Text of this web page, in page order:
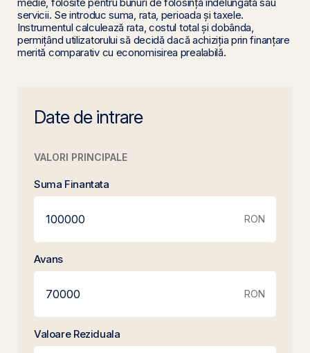
servicii. Se introduc suma, rata, perioada și taxele.
Instrumentul calculează rata, costul total și dobânda,
permițând utilizatorului să decidă dacă achiziția prin finanțare
merită comparativ cu economisirea prealabilă.
Date de intrare
VALORI PRINCIPALE
Suma Finantata
RON
Avans
RON
Valoare Reziduala